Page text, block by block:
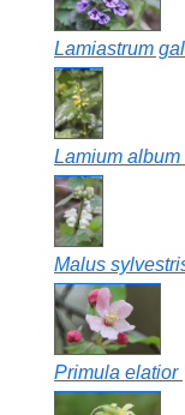
Lamiastrum
Lamium album
Malus
Primula elatior